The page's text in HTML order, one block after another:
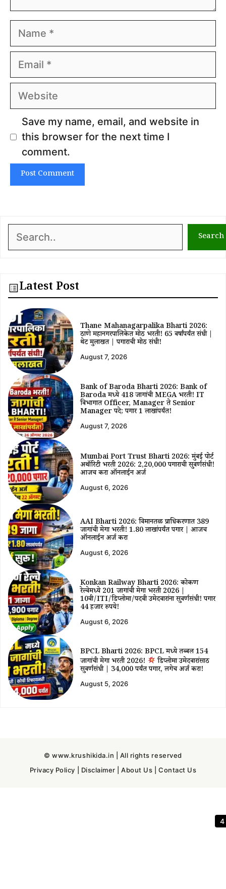
Name
Email
Website
Save my name, email, and website in
this browser for the next time I
comment.
Search Search
Latest Post
Thane Mahanagarpalika Bharti 2026:
ठाणे महानगरपालिकेत मोठी भरती! 65 वर्षांपर्यंत संधी |
थेट मुलाखत | पगाराची मोठी संधी!
August 7, 2026
Bank of Baroda Bharti 2026: Bank of
Baroda मध्ये 418 जागांची MEGA भरती! IT
विभागात Officer, Manager ते Senior
Manager पदे; पगार ₹1 लाखांपर्यंत!
August 7, 2026
Mumbai Port Trust Bharti 2026: मुंबई पोर्ट
अथॉरिटी भरती 2026: ₹2,20,000 पगाराची सुवर्णसंधी!
आजच करा ऑनलाईन अर्ज
August 6, 2026
AAI Bharti 2026: विमानतळ प्राधिकरणात 389
जागांची मेगा भरती! ₹1.80 लाखांपर्यंत पगार | आजच
ऑनलाईन अर्ज करा
August 6, 2026
Konkan Railway Bharti 2026: कोकण
रेल्वेमध्ये 201 जागांची मेगा भरती 2026 |
10वी/ITI/डिप्लोमा/पदवी उमेदवारांना सुवर्णसंधी! पगार
44 हजार रुपये!
August 6, 2026
BPCL Bharti 2026: BPCL मध्ये तब्बल 154
जागांची मेगा भरती 2026!
डिप्लोमा उमेदवारांसाठी
सुवर्णसंधी | ₹34,000 पर्यंत पगार, लगेच अर्ज करा!
August 5, 2026
© www.krushikida.in | All rights reserved
Privacy Policy
Disclaimer |About Us |Contact Us
3